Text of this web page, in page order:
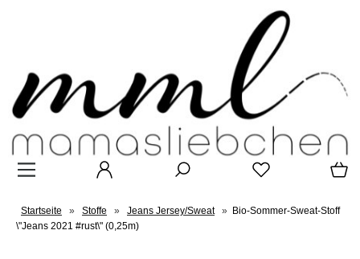
Startseite » Stoffe » Jeans Jersey/Sweat » Bio-Sommer-Sweat-Stoff
\"Jeans 2021 #rust\" (0,25m)